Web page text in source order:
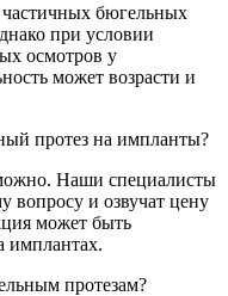
бюгельных
при условии
осмотров у
может возрасти и
протез на импланты?
Наши специалисты
вопросу и озвучат цену
может быть
имплантах.
протезам?